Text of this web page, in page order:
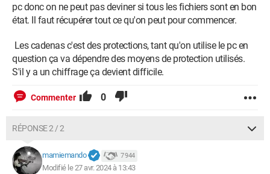
pc donc on ne peut pas deviner si tous les fichiers sont en bon
état. Il faut récupérer tout ce qu'on peut pour commencer.
Les cadenas c'est des protections, tant qu'on utilise le pc en
question ça va dépendre des moyens de protection utilisés.
S'il y a un chiffrage ça devient difficile.
Commenter 0
RÉPONSE 2 / 2
mamiemando 7 944
Modifié le 27 avr. 2024 à 13:43